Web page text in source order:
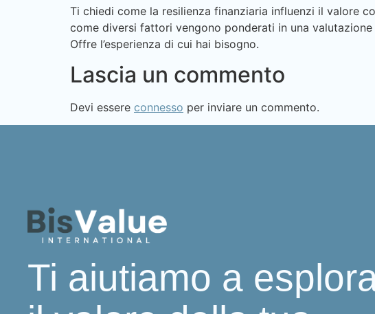
Ti chiedi come la resilienza finanziaria influenzi il valore
come diversi fattori vengono ponderati in una
Offre l’esperienza di cui hai bisogno.
Lascia un commento
Devi essere connesso per inviare un commento.
Ti aiutiamo a